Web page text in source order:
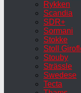
Rykken
Scandia
SDR+
Sormani
Stokke
Stoll
Stouby
Strässle
Swedese
Tecta